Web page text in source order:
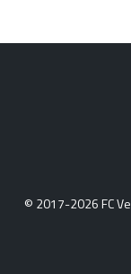
© 2017-2026 FC